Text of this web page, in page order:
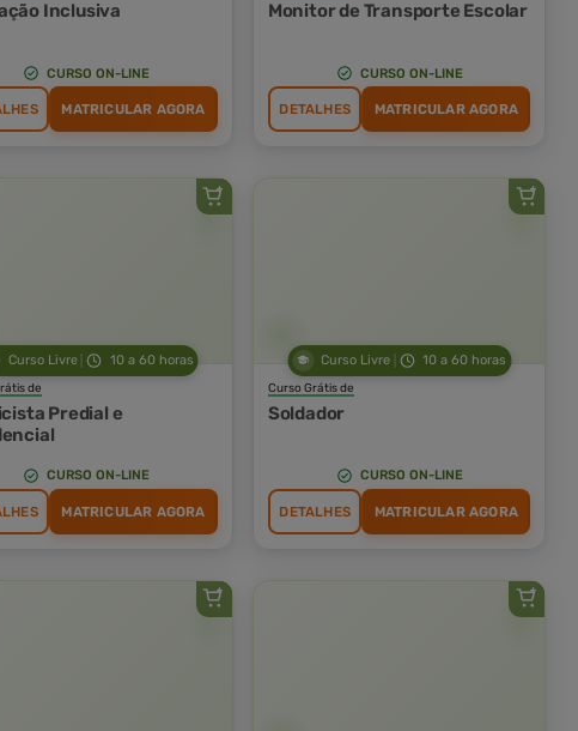
Inclusiva
CURSO ON-LINE
MATRICULAR AGORA
Monitor de Transporte Escolar
CURSO ON-LINE
DETALHES MATRICULAR AGORA
Curso Livre 10 a 60 horas
de
Predial e
CURSO ON-LINE
MATRICULAR AGORA
Curso Livre 10 a 60 horas
Curso Grátis de
Soldador
CURSO ON-LINE
DETALHES MATRICULAR AGORA